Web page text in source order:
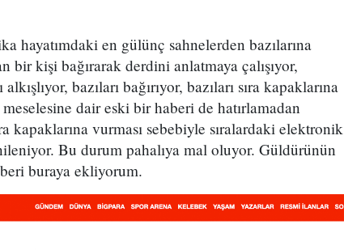
hayatımdaki en gülünç sahnelerden bazılarına
bir kişi bağırarak derdini anlatmaya çalışıyor,
bazıları bağırıyor, bazıları sıra kapaklarına
dair eski bir haberi de hatırlamadan
kapaklarına vurması sebebiyle sıralardaki elektronik
Bu durum pahalıya mal oluyor. Güldürünün
buraya ekliyorum.